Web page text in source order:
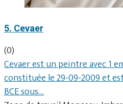
5. Cevaer
(0)
Cevaer est un peintre avec 1
constituée le 29-09-2009 et
BCE sous…